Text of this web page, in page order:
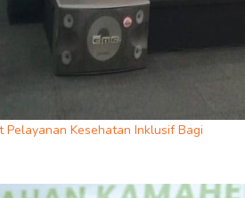
Pelayanan Kesehatan Inklusif Bagi